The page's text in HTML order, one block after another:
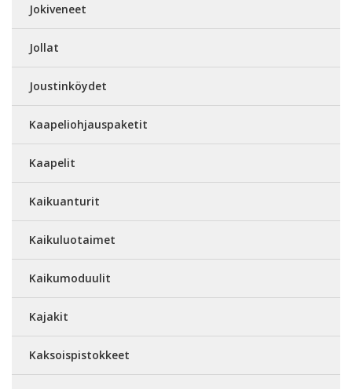
Jokiveneet
Jollat
Joustinköydet
Kaapeliohjauspaketit
Kaapelit
Kaikuanturit
Kaikuluotaimet
Kaikumoduulit
Kajakit
Kaksoispistokkeet